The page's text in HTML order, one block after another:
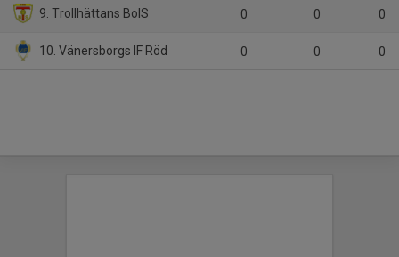
9. Trollhättans BoIS 0 0 0
10. Vänersborgs IF Röd 0 0 0